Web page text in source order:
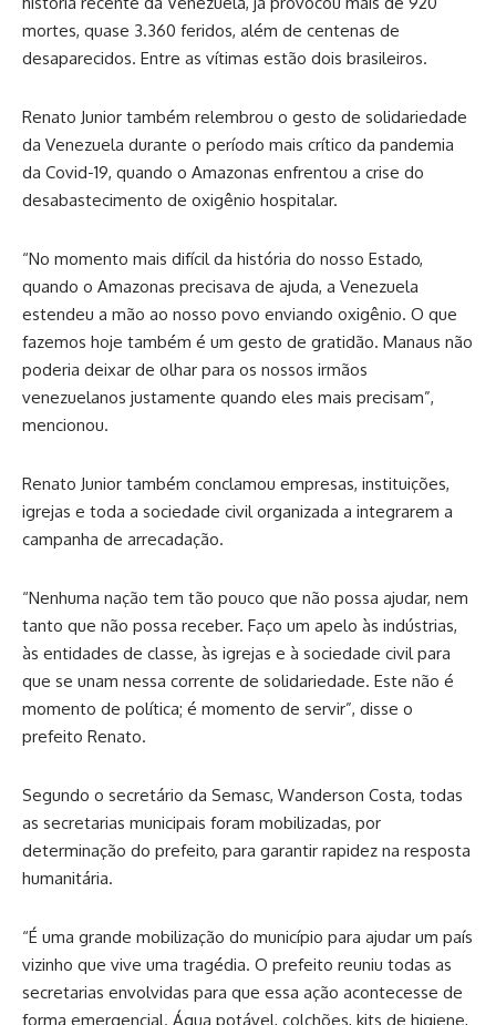
mortes, quase 3.360 feridos, além de centenas de
desaparecidos. Entre as vítimas estão dois brasileiros.
Renato Junior também relembrou o gesto de solidariedade
da Venezuela durante o período mais crítico da pandemia
da Covid-19, quando o Amazonas enfrentou a crise do
desabastecimento de oxigênio hospitalar.
“No momento mais difícil da história do nosso Estado,
quando o Amazonas precisava de ajuda, a Venezuela
estendeu a mão ao nosso povo enviando oxigênio. O que
fazemos hoje também é um gesto de gratidão. Manaus não
poderia deixar de olhar para os nossos irmãos
venezuelanos justamente quando eles mais precisam”,
mencionou.
Renato Junior também conclamou empresas, instituições,
igrejas e toda a sociedade civil organizada a integrarem a
campanha de arrecadação.
“Nenhuma nação tem tão pouco que não possa ajudar, nem
tanto que não possa receber. Faço um apelo às indústrias,
às entidades de classe, às igrejas e à sociedade civil para
que se unam nessa corrente de solidariedade. Este não é
momento de política; é momento de servir”, disse o
prefeito Renato.
Segundo o secretário da Semasc, Wanderson Costa, todas
as secretarias municipais foram mobilizadas, por
determinação do prefeito, para garantir rapidez na resposta
humanitária.
“É uma grande mobilização do município para ajudar um país
vizinho que vive uma tragédia. O prefeito reuniu todas as
secretarias envolvidas para que essa ação acontecesse de
forma emergencial. Água potável, colchões, kits de higiene,